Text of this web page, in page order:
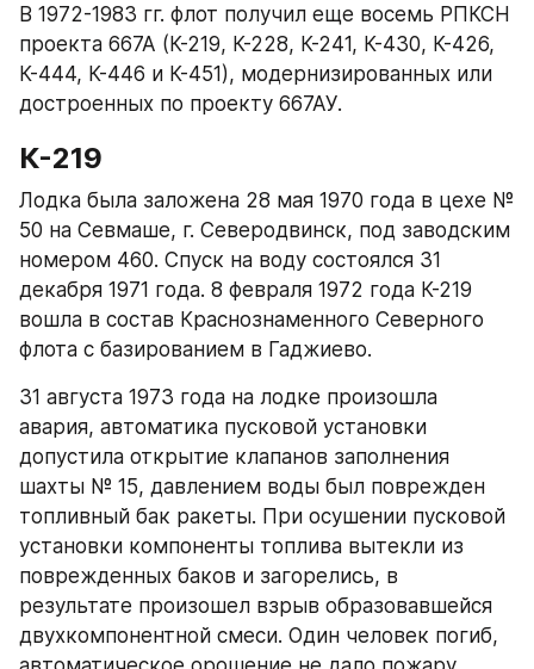
В 1972-1983 гг. флот получил еще восемь РПКСН
проекта 667А (К-219, К-228, К-241, К-430, К-426,
К-444, К-446 и К-451), модернизированных или
достроенных по проекту 667АУ.
К-219
Лодка была заложена 28 мая 1970 года в цехе №
50 на Севмаше, г. Северодвинск, под заводским
номером 460. Спуск на воду состоялся 31
декабря 1971 года. 8 февраля 1972 года К-219
вошла в состав Краснознаменного Северного
флота с базированием в Гаджиево.
31 августа 1973 года на лодке произошла
авария, автоматика пусковой установки
допустила открытие клапанов заполнения
шахты № 15, давлением воды был поврежден
топливный бак ракеты. При осушении пусковой
установки компоненты топлива вытекли из
поврежденных баков и загорелись, в
результате произошел взрыв образовавшейся
двухкомпонентной смеси. Один человек погиб,